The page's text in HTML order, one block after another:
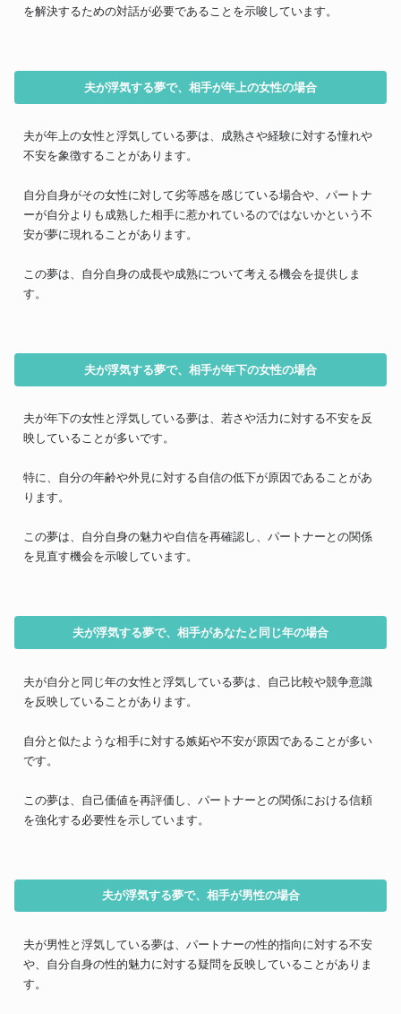
を解決するための対話が必要であることを示唆しています。
夫が浮気する夢で、相手が年上の女性の場合
夫が年上の女性と浮気している夢は、成熟さや経験に対する憧れや
不安を象徴することがあります。
自分自身がその女性に対して劣等感を感じている場合や、パートナ
ーが自分よりも成熟した相手に惹かれているのではないかという不
安が夢に現れることがあります。
この夢は、自分自身の成長や成熟について考える機会を提供しま
す。
夫が浮気する夢で、相手が年下の女性の場合
夫が年下の女性と浮気している夢は、若さや活力に対する不安を反
映していることが多いです。
特に、自分の年齢や外見に対する自信の低下が原因であることがあ
ります。
この夢は、自分自身の魅力や自信を再確認し、パートナーとの関係
を見直す機会を示唆しています。
夫が浮気する夢で、相手があなたと同じ年の場合
夫が自分と同じ年の女性と浮気している夢は、自己比較や競争意識
を反映していることがあります。
自分と似たような相手に対する嫉妬や不安が原因であることが多い
です。
この夢は、自己価値を再評価し、パートナーとの関係における信頼
を強化する必要性を示しています。
夫が浮気する夢で、相手が男性の場合
夫が男性と浮気している夢は、パートナーの性的指向に対する不安
や、自分自身の性的魅力に対する疑問を反映していることがありま
す。